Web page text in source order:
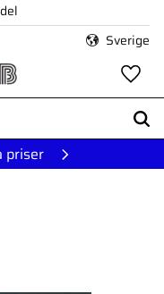
Sverige
priser